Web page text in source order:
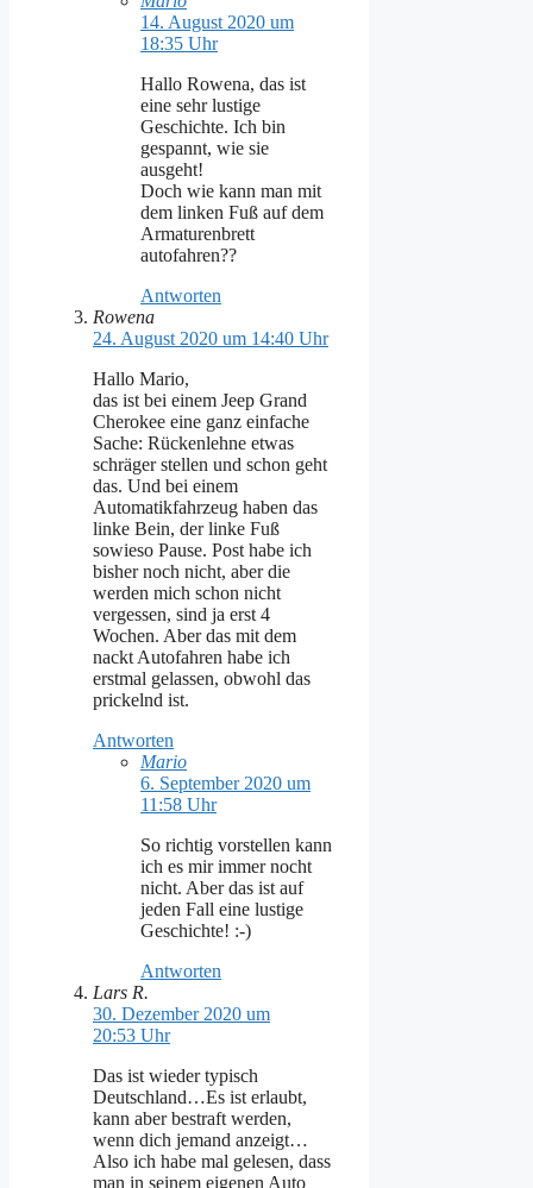
14. August 2020 um
18:35 Uhr
Hallo Rowena, das ist
eine sehr lustige
Geschichte. Ich bin
gespannt, wie sie
ausgeht!
Doch wie kann man mit
dem linken Fuß auf dem
Armaturenbrett
autofahren??
Antworten
Rowena
24. August 2020 um 14:40 Uhr
Hallo Mario,
das ist bei einem Jeep Grand
Cherokee eine ganz einfache
Sache: Rückenlehne etwas
schräger stellen und schon geht
das. Und bei einem
Automatikfahrzeug haben das
linke Bein, der linke Fuß
sowieso Pause. Post habe ich
bisher noch nicht, aber die
werden mich schon nicht
vergessen, sind ja erst 4
Wochen. Aber das mit dem
nackt Autofahren habe ich
erstmal gelassen, obwohl das
prickelnd ist.
Antworten
Mario
6. September 2020 um
11:58 Uhr
So richtig vorstellen kann
ich es mir immer nocht
nicht. Aber das ist auf
jeden Fall eine lustige
Geschichte! :-)
Antworten
Lars R.
30. Dezember 2020 um
20:53 Uhr
Das ist wieder typisch
Deutschland…Es ist erlaubt,
kann aber bestraft werden,
wenn dich jemand anzeigt…
Also ich habe mal gelesen, dass
man in seinem eigenen Auto